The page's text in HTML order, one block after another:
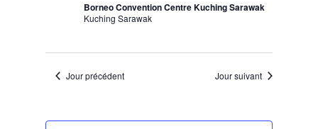
Borneo Convention Centre Kuching Sarawak
Kuching Sarawak
Jour précédent Jour suivant